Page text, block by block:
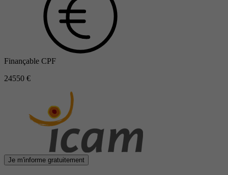
Finançable CPF
24550 €
Je m'informe gratuitement